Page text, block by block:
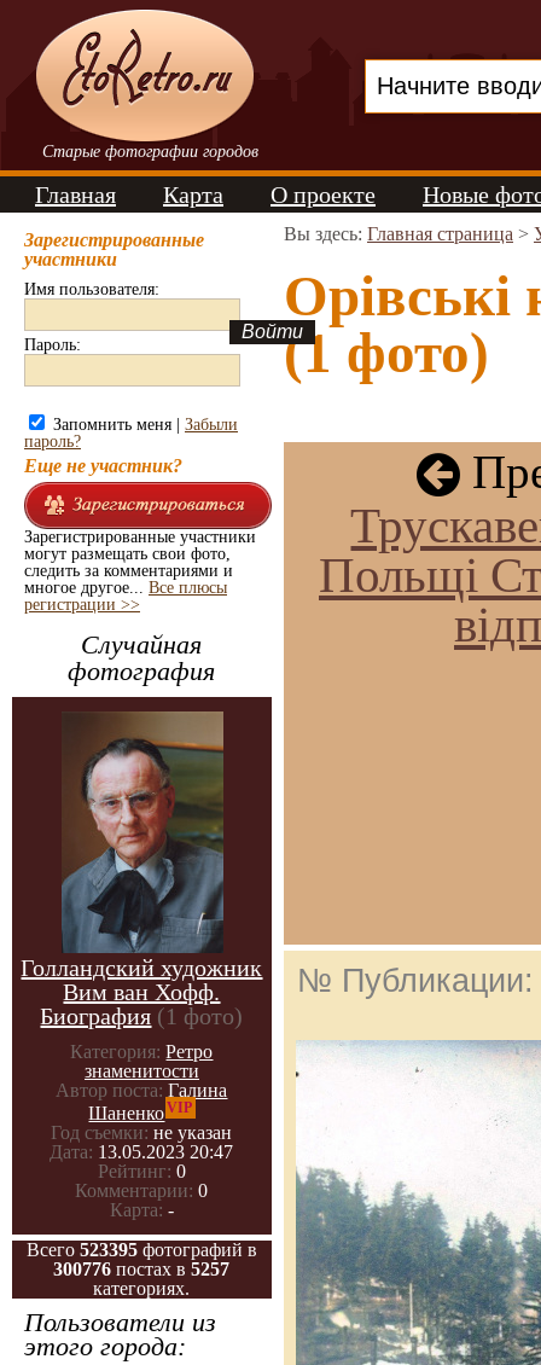
Старые фотографии городов
Главная Карта О проекте Новые
Зарегистрированные
участники
Имя пользователя:
Пароль:
Запомнить меня | Забыли
пароль?
Еще не участник?
Зарегистрированные участники
могут размещать свои фото,
следить за комментариями и
многое другое... Все плюсы
регистрации >>
Случайная
фотография
Голландский художник
Вим ван Хофф.
Биография (1 фото)
Категория: Ретро
знаменитости
Автор поста: Галина
ШаненкоVIP
Год съемки: не указан
Дата: 13.05.2023 20:47
Рейтинг: 0
Комментарии: 0
Карта: -
Всего 523395 фотографий в
300776 постах в5257
категориях.
Пользователи из
этого города:
Вы здесь: Главная страница >
Орівські
(1 фото)
Польщі
№